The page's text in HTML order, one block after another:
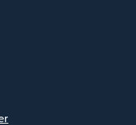
window)
bagong window)
sa bagong window)